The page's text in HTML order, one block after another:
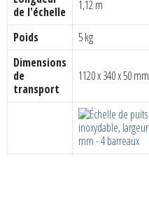
de l'échelle
1,12 m
Poids 5 kg
Dimensions
de
transport
1120 x 340 x 50 mm